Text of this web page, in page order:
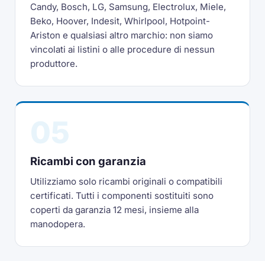
Candy, Bosch, LG, Samsung, Electrolux, Miele,
Beko, Hoover, Indesit, Whirlpool, Hotpoint-
Ariston e qualsiasi altro marchio: non siamo
vincolati ai listini o alle procedure di nessun
produttore.
Ricambi con garanzia
Utilizziamo solo ricambi originali o compatibili
certificati. Tutti i componenti sostituiti sono
coperti da garanzia 12 mesi, insieme alla
manodopera.